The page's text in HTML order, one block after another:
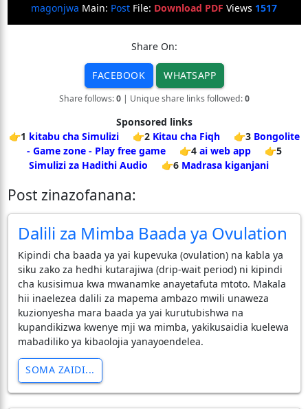
magonjwa Main: Post File: Download PDF Views 1517
Share On:
FACEBOOK WHATSAPP
Share follows:0| Unique share links followed:0
Sponsored links
👉1 kitabu cha Simulizi 👉2 Kitau cha Fiqh 👉3 Bongolite
- Game zone - Play free game
👉4 ai web app
👉5
Simulizi za Hadithi Audio
👉6 Madrasa kiganjani
Post zinazofanana:
Dalili za Mimba Baada ya Ovulation
Kipindi cha baada ya yai kupevuka (ovulation) na kabla ya
siku zako za hedhi kutarajiwa (drip-wait period) ni kipindi
cha kusisimua kwa mwanamke anayetafuta mtoto. Makala
hii inaelezea dalili za mapema ambazo mwili unaweza
kuzionyesha mara baada ya yai kurutubishwa na
kupandikizwa kwenye mji wa mimba, yakikusaidia kuelewa
mabadiliko ya kibaolojia yanayoendelea.
SOMA ZAIDI...